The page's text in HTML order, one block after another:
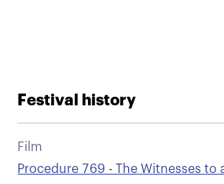
Festival history
Film
Procedure 769 - The Witnesses to